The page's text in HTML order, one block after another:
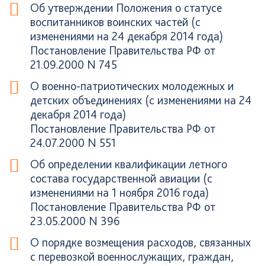
Об утверждении Положения о статусе
воспитанников воинских частей (с
изменениями на 24 декабря 2014 года)
Постановление Правительства РФ от
21.09.2000 N 745
О военно-патриотических молодежных и
детских объединениях (с изменениями на 24
декабря 2014 года)
Постановление Правительства РФ от
24.07.2000 N 551
Об определении квалификации летного
состава государственной авиации (с
изменениями на 1 ноября 2016 года)
Постановление Правительства РФ от
23.05.2000 N 396
О порядке возмещения расходов, связанных
с перевозкой военнослужащих, граждан,